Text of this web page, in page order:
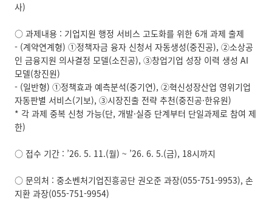
사)
○ 과제내용 : 기업지원 행정 서비스 고도화를 위한 6개 과제 출제
- (계약연계형) ①정책자금 융자 신청서 자동생성(중진공), ②소상공
인 금융지원 의사결정 모델(소진공), ③창업기업 성장 이력 생성 AI
모델(창진원)
- (일반형) ①정책효과 예측분석(중기연), ②혁신성장산업 영위기업
자동판별 서비스(기보), ③시장진출 전략 추천(중진공·한유원)
* 각 과제 중복 신청 가능(단, 개발·실증 단계부터 단일과제로 참여 제
한)
○ 접수 기간 : ’26. 5. 11.(월) ~ ’26. 6. 5.(금), 18시까지
○ 문의처 : 중소벤처기업진흥공단 권오준 과장(055-751-9953), 손
지환 과장(055-751-9954)